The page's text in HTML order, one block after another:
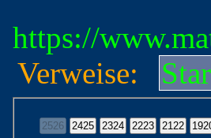
https://
Verweise: